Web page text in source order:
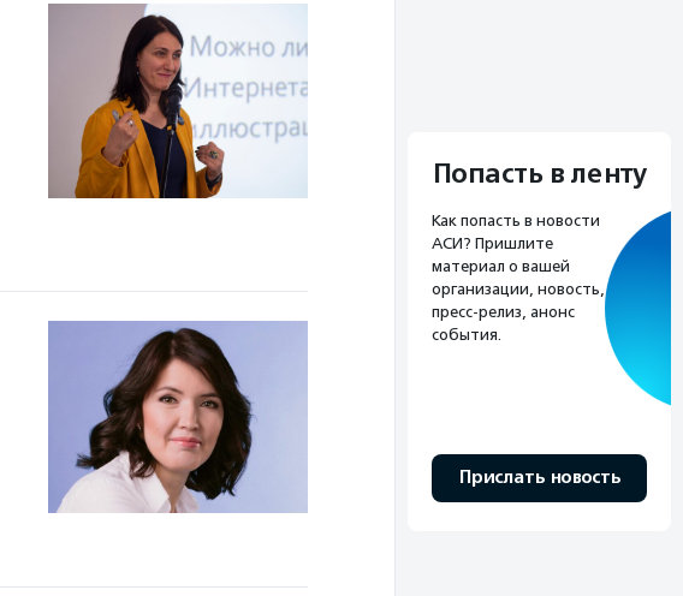
Попасть в ленту
Как попасть в новости
АСИ? Пришлите
материал о вашей
организации, новость,
пресс-релиз, анонс
события.
Прислать новость